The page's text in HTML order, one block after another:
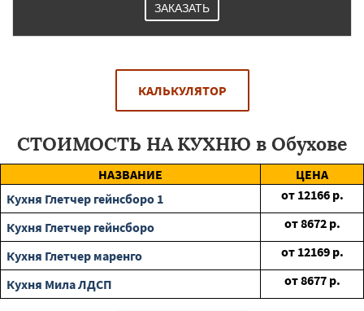
ЗАКАЗАТЬ
КАЛЬКУЛЯТОР
СТОИМОСТЬ НА КУХНЮ в Обухове
НАЗВАНИЕ
ЦЕНА
Кухня Глетчер гейнсборо 1
от 12166 р.
Кухня Глетчер гейнсборо
от8672 р.
Кухня Глетчер маренго
от 12169 р.
Кухня Мила ЛДСП
от8677 р.